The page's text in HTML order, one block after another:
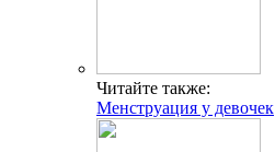
Читайте также:
Менструация у девочек